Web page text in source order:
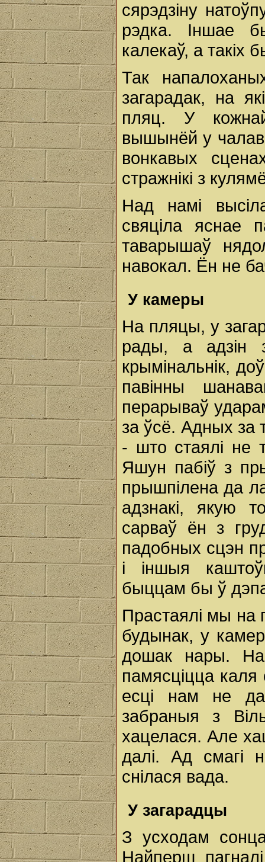
сярэдзіну
рэдка. Іншае
калекаў, a такіх
Так
загарадак, на
пляц. У
вышынёй у
вонкавых
стражнікі з
Над намі
свяціла яснае
таварышаў
навокал. Ён не
У камеры
На пляцы, у
рады, a адзін
крымінальнік,
павінны
перарываў
за ўсё. Адных за
- што стаялі не
Яшун пабіў з
прышпілена да
адзнакі, якую
сарваў ён з
падобных сцэн
i іншыя
быццам бы ў
Прастаялі мы на
будынак, у
дошак нары.
памясціцца
есці нам не
забраныя з
хацелася. Але
далі. Ад смагі
снілася вада.
У загарадцы
З усходам
Найперш